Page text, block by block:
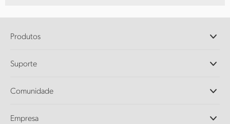
Produtos
DaVinci Resolve e Fusion
Ultimatte
Captura e Reprodução
Suporte
Central de Suporte Técnico
Comunidade
Empresa